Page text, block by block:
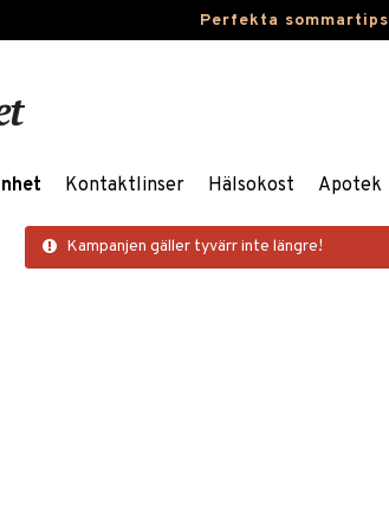
Perfekta sommartips
Kontaktlinser Hälsokost Apotek
Kampanjen gäller tyvärr inte längre!